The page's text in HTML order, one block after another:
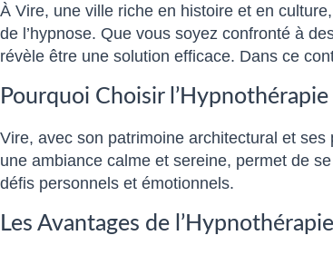
À Vire, une ville riche en histoire et en
de l’hypnose. Que vous soyez confronté à
révèle être une solution efficace. Dans ce
Pourquoi Choisir l’Hypnothérapie
Vire, avec son patrimoine architectural et
une ambiance calme et sereine, permet de
défis personnels et émotionnels.
Les Avantages de l’Hypnothérapie